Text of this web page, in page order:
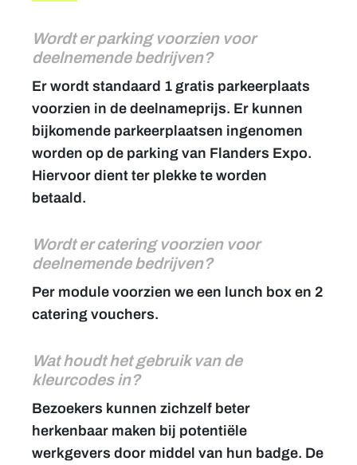
Wordt er parking voorzien voor
deelnemende bedrijven?
Er wordt standaard 1 gratis parkeerplaats
voorzien in de deelnameprijs. Er kunnen
bijkomende parkeerplaatsen ingenomen
worden op de parking van Flanders Expo.
Hiervoor dient ter plekke te worden
betaald.
Wordt er catering voorzien voor
deelnemende bedrijven?
Per module voorzien we een lunch box en 2
catering vouchers.
Wat houdt het gebruik van de
kleurcodes in?
Bezoekers kunnen zichzelf beter
herkenbaar maken bij potentiële
werkgevers door middel van hun badge. De